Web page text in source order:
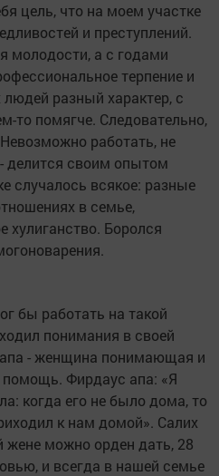
цель, что на моем участке
и преступлений.
молодости, а с годами
терпение и
разный характер, с
то помягче. Следовательно,
работать, не
делится своим опытом
случалось всякое: разные
в семье,
хулиганство. Боролся
бы работать на такой
понимания в своей
- женщина понимающая и
помощь. Фирдаус апа: «Я
когда его не было дома, то
к нам домой». Салих
можно орден дать, 28
и всегда в нашей семье